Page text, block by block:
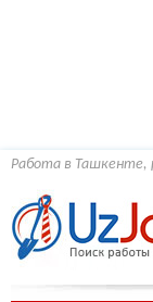
Работа в Ташкенте,